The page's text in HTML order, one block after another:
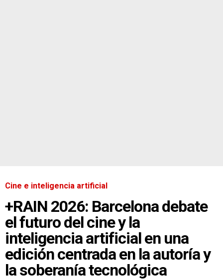
Cine e inteligencia artificial
+RAIN 2026: Barcelona debate
el futuro del cine y la
inteligencia artificial en una
edición centrada en la autoría y
la soberanía tecnológica